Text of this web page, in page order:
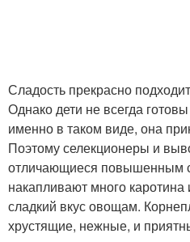
Сладость прекрасно
Однако дети не всегда
именно в таком виде, она
Поэтому селекционеры и
отличающиеся повышенным
накапливают много
сладкий вкус овощам.
хрустящие, нежные, и